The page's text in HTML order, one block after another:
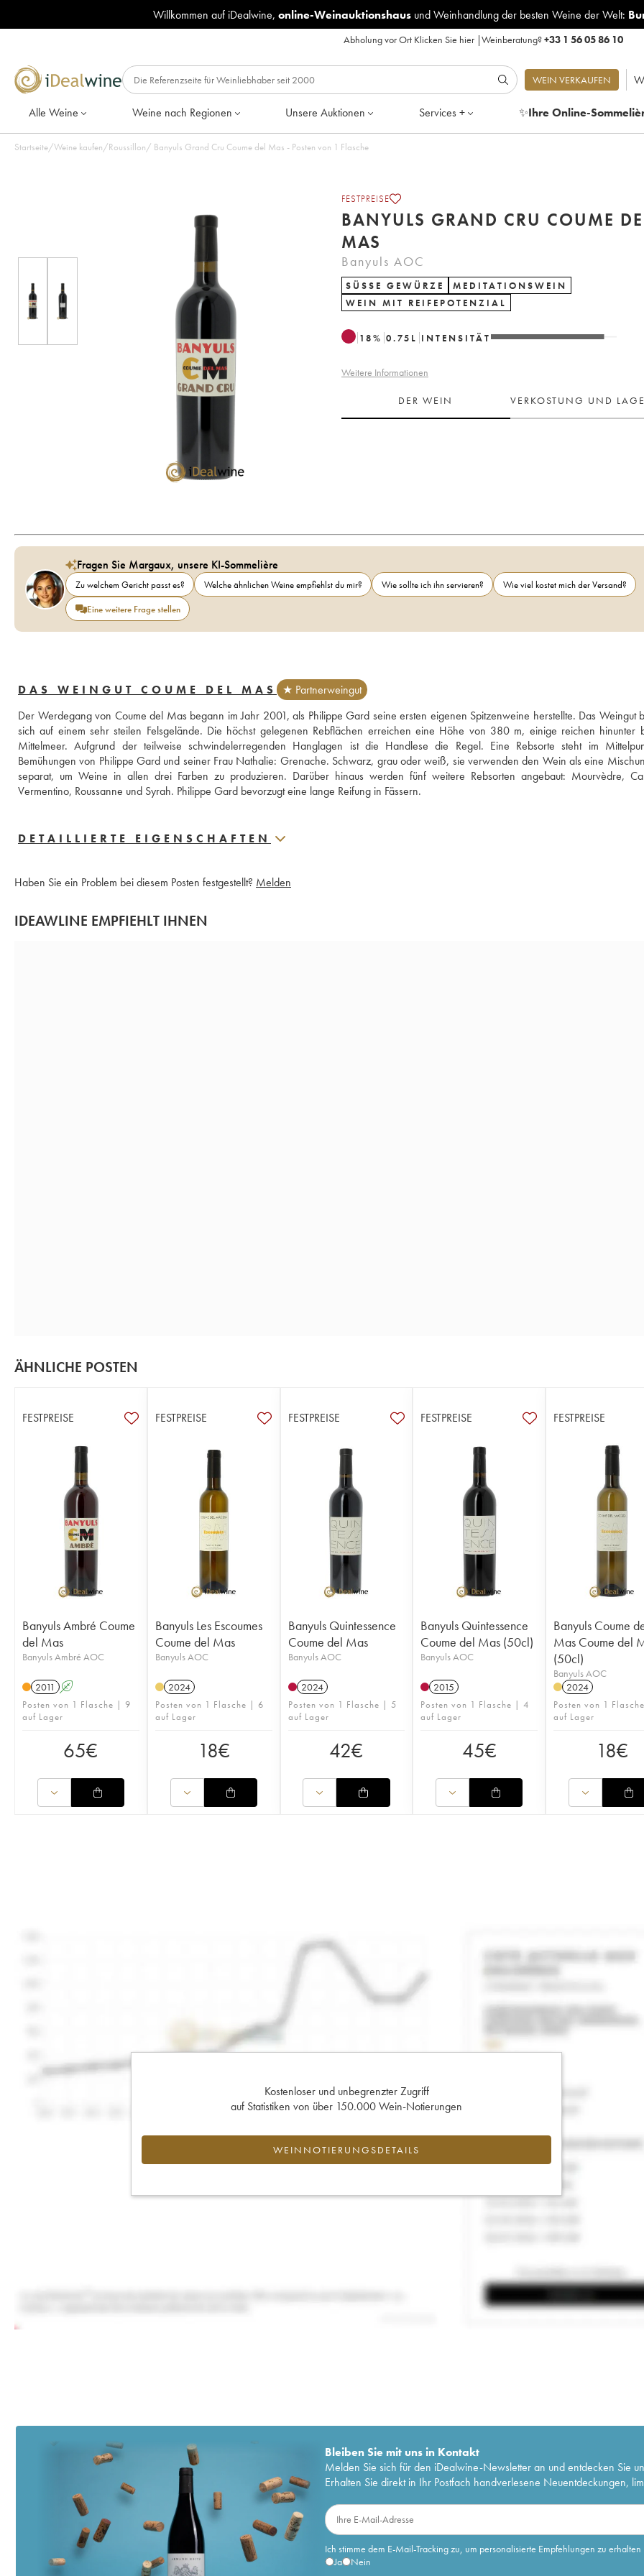
Willkommen auf iDealwine, online-Weinauktionshausund Weinhandlung der besten Weine der Welt:
Abholung vor Ort Klicken Sie hier|Weinberatung?+33 1 56 05 86 10
WEIN VERKAUFEN
Alle Weine Weine nach Regionen Unsere Auktionen Services + ✨Ihre Online-
Startseite/Weine kaufen/Roussillon/ Banyuls Grand Cru Coume del Mas - Posten von 1 Flasche
FESTPREISE
BANYULS GRAND CRU COUME
MAS
Banyuls AOC
SÜSSE GEWÜRZE
MEDITATIONSWEIN
WEIN MIT REIFEPOTENZIAL
18% 0.75 L INTENSITÄT
Weitere Informationen
DER WEIN VERKOSTUNG UND
Fragen Sie Margaux, unsere KI-Sommelière
Zu welchem Gericht passt es? Welche ähnlichen Weine empfiehlst du mir? Wie sollte ich ihn servieren?
Wie viel kostet mich der Versand?
Eine weitere Frage stellen
DAS WEINGUT COUME DEL MAS
★ Partnerweingut
Der Werdegang von Coume del Mas begann im Jahr 2001, als Philippe Gard seine ersten eigenen Spitzenweine herstellte. Das Weingut
sich auf einem sehr steilen Felsgelände. Die höchst gelegenen Rebflächen erreichen eine Höhe von 380 m, einige reichen hinunter
Mittelmeer. Aufgrund der teilweise schwindelerregenden Hanglagen ist die Handlese die Regel. Eine Rebsorte steht im
Bemühungen von Philippe Gard und seiner Frau Nathalie: Grenache. Schwarz, grau oder weiß, sie verwenden den Wein als eine
separat, um Weine in allen drei Farben zu produzieren. Darüber hinaus werden fünf weitere Rebsorten angebaut: Mourvèdre,
DETAILLIERTE EIGENSCHAFTEN
Haben Sie ein Problem bei diesem Posten festgestellt? Melden
IDEAWLINE EMPFIEHLT IHNEN
ÄHNLICHE POSTEN
FESTPREISE
Banyuls Ambré Coume
del Mas
Banyuls Ambré AOC
2011 A
Posten von 1 Flasche | 9
auf Lager
65€
FESTPREISE
Banyuls Les Escoumes
Coume del Mas
Banyuls AOC
2024
Posten von 1 Flasche | 6
auf Lager
18€
FESTPREISE
Banyuls Quintessence
Coume del Mas
Banyuls AOC
2024
Posten von 1 Flasche | 5
auf Lager
42€
FESTPREISE
Banyuls Quintessence
Coume del Mas (50cl)
Banyuls AOC
2015
Posten von 1 Flasche | 4
auf Lager
45€
FESTPREISE
Banyuls Coume
Mas Coume del
(50cl)
Banyuls AOC
2024
Posten von 1
auf Lager
18€
Kostenloser und unbegrenzter Zugriff
auf Statistiken von über 150.000 Wein-Notierungen
WEINNOTIERUNGSDETAILS
Bleiben Sie mit uns in Kontakt
Melden Sie sich für den iDealwine-Newsletter an und entdecken Sie
Erhalten Sie direkt in Ihr Postfach handverlesene Neuentdeckungen,
Ich stimme dem E-Mail-Tracking zu, um personalisierte Empfehlungen zu erhalten
Ja
Nein